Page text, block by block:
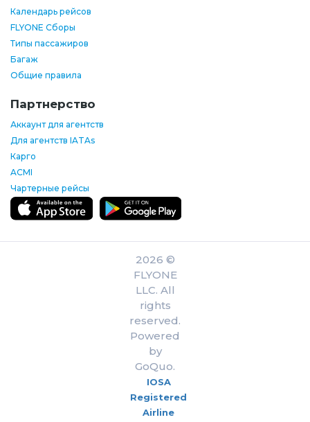
Календарь рейсов
FLYONE Сборы
Типы пассажиров
Багаж
Общие правила
Партнерство
Аккаунт для агентств
Для агентств IATAs
Карго
ACMI
Чартерные рейсы
2026 ©
FLYONE
LLC. All
rights
reserved.
Powered
by
GoQuo.
IOSA
Registered
Airline